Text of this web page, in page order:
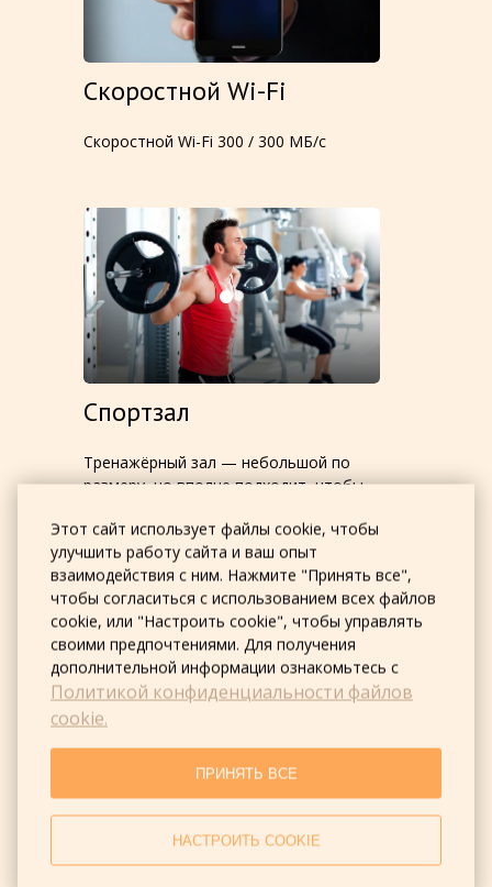
Этот сайт использует файлы cookie, чтобы
улучшить работу сайта и ваш опыт
взаимодействия с ним. Нажмите "Принять все",
чтобы согласиться с использованием всех файлов
cookie, или "Настроить cookie", чтобы управлять
своими предпочтениями. Для получения
дополнительной информации ознакомьтесь с
Политикой конфиденциальности файлов
cookie.
ПРИНЯТЬ ВСЕ
НАСТРОИТЬ COOKIE
Скоростной Wi-Fi
Скоростной Wi-Fi 300 / 300 МБ/с
Спортзал
Тренажёрный зал — небольшой по
размеру, но вполне подходит, чтобы
гиперэкстензия, мультифункциональный
тренажёр, коврики для йоги, гири, гантели
и утяжелители.
Бассейн